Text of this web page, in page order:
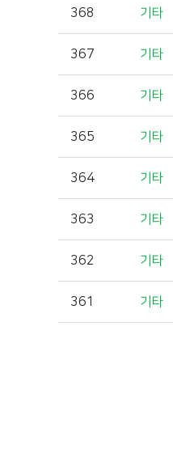
368 기타
367 기타
366 기타
365 기타
364 기타
363 기타
362 기타
361 기타